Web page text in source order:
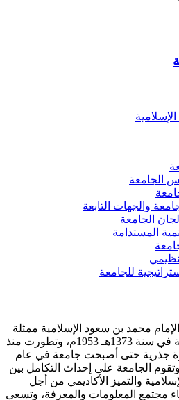
الجامعة
والجهات التابعة
الجامعة
المستدامة
للجامعة
محمد بن سعود الإسلامية ممثلة
في كلية الشريعة في سنة 1373هـ 1953م، وتطورت منذ
جذرية حتى أصبحت جامعة في عام
1974م ، وتقوم الجامعة على إحداث التكامل بين
والتميز الأكاديمي من أجل
مجتمع المعلومات والمعرفة، وتسعى